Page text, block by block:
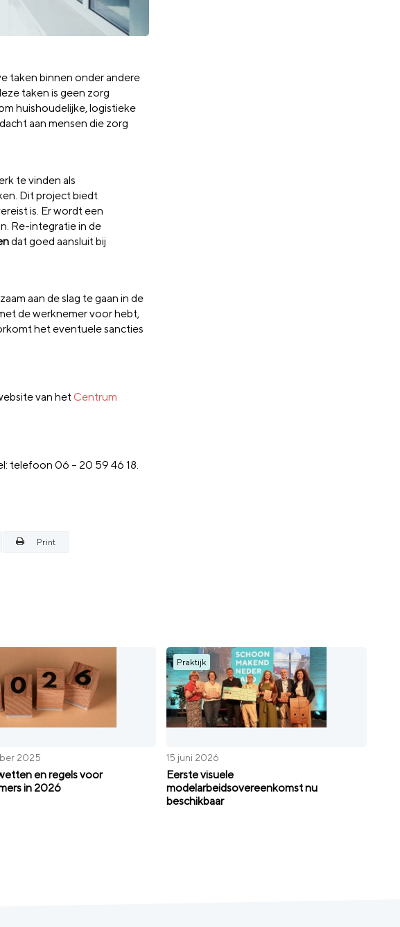
taken binnen onder andere
taken is geen zorg
huishoudelijke, logistieke
aan mensen die zorg
te vinden als
Dit project biedt
is. Er wordt een
Re-integratie in de
dat goed aansluit bij
aan de slag tegaan in de
de werknemervoor hebt,
heteventuele sancties
van het Centrum
telefoon 06 – 20 59 46 18.
Print
2025
en regels voor
in 2026
Praktijk
15 juni 2026
Eerste visuele
modelarbeidsovereenkomst nu
beschikbaar